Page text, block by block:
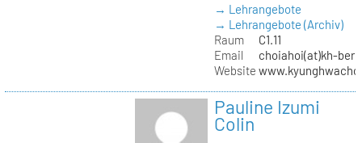
→ Lehrangebote
→ Lehrangebote (Archiv)
Raum
C1.11
Email
choiahoi(at)kh-
Website
Pauline Izumi
Colin